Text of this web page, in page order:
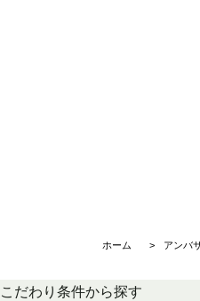
ホーム アンバ
こだわり条件から探す